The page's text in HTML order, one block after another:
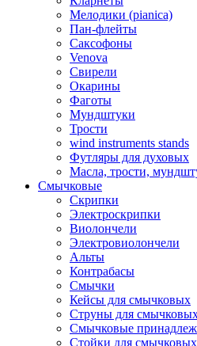
Мелодики (pianica)
Пан-флейты
Саксофоны
Venova
Свирели
Окарины
Фаготы
Мундштуки
Трости
wind instruments stands
Футляры для духовых
Масла, трости,
Смычковые
Скрипки
Электроскрипки
Виолончели
Электровиолончели
Альты
Контрабасы
Смычки
Кейсы для смычковых
Струны для
Смычковые
Стойки для смычковых